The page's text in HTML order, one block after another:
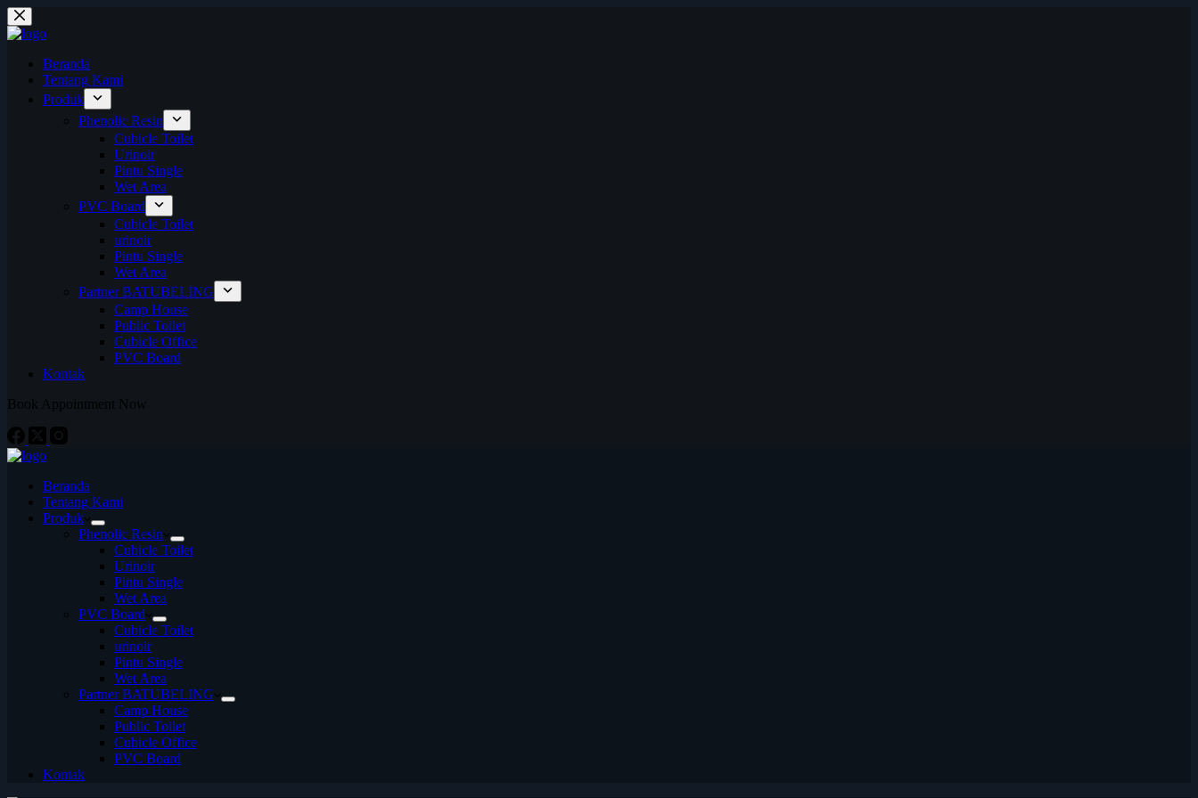
Skip
to
content
Beranda
Tentang Kami
Produk
Phenolic Resin
Cubicle Toilet
Urinoir
Pintu Single
Wet Area
PVC Board
Cubicle Toilet
urinoir
Pintu Single
Wet Area
Partner BATUBELING
Camp House
Public Toilet
Cubicle Office
PVC Board
Kontak
Book Appointment Now
Beranda
Tentang Kami
Produk
Phenolic Resin
Cubicle Toilet
Urinoir
Pintu Single
Wet Area
PVC Board
Cubicle Toilet
urinoir
Pintu Single
Wet Area
Partner BATUBELING
Camp House
Public Toilet
Cubicle Office
PVC Board
Kontak